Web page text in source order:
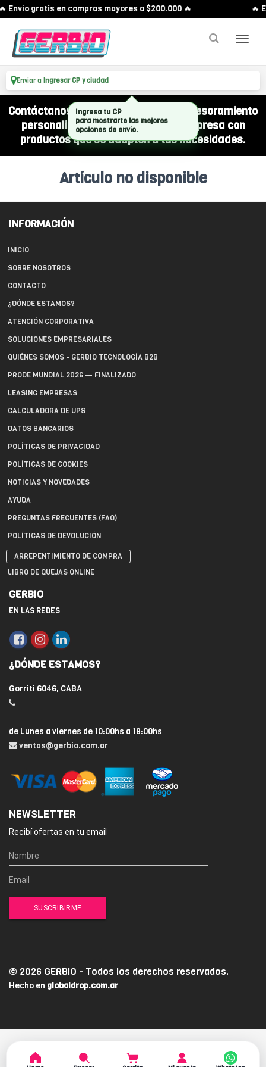
Envío gratis en compras mayores a $200.000 🔥 🔥
Enviar a Ingresar CP y ciudad
Contáctanos por WhatsApp y recibí asesoramiento
personalizado para equipar a tu empresa con
productos que se adapten a tus necesidades.
Artículo no disponible
INFORMACIÓN
INICIO
SOBRE NOSOTROS
CONTACTO
¿DÓNDE ESTAMOS?
ATENCIÓN CORPORATIVA
SOLUCIONES EMPRESARIALES
QUIÉNES SOMOS - GERBIO TECNOLOGÍA B2B
PRODE MUNDIAL 2026 — FINALIZADO
LEASING EMPRESAS
CALCULADORA DE UPS
DATOS BANCARIOS
POLÍTICAS DE PRIVACIDAD
POLÍTICAS DE COOKIES
NOTICIAS Y NOVEDADES
AYUDA
PREGUNTAS FRECUENTES (FAQ)
POLÍTICAS DE DEVOLUCIÓN
ARREPENTIMIENTO DE COMPRA
LIBRO DE QUEJAS ONLINE
GERBIO
EN LAS REDES
¿DÓNDE ESTAMOS?
Gorriti 6046, CABA
de Lunes a viernes de 10:00hs a 18:00hs
ventas@gerbio.com.ar
NEWSLETTER
Recibí ofertas en tu email
© 2026 GERBIO - Todos los derechos reservados.
Hecho en globaldrop.com.ar
Ingresa tu CP
para mostrarte las mejores
opciones de envío.